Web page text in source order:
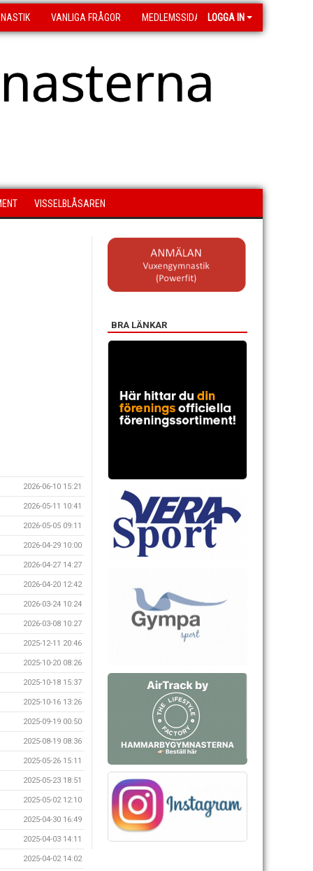
VANLIGA FRÅGOR MEDLEMSSIDA LOGGA IN
VISSELBLÅSAREN
2026-06-10 15:21
2026-05-11 10:41
2026-05-05 09:11
2026-04-29 10:00
2026-04-27 14:27
2026-04-20 12:42
2026-03-24 10:24
2026-03-08 10:27
2025-12-11 20:46
2025-10-20 08:26
2025-10-18 15:37
2025-10-16 13:26
2025-09-19 00:50
2025-08-19 08:36
2025-05-26 15:11
2025-05-23 18:51
2025-05-02 12:10
2025-04-30 16:49
2025-04-03 14:11
2025-04-02 14:02
BRA LÄNKAR